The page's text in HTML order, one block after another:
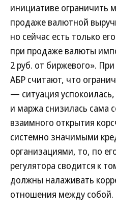
инициативе ограничить
продаже валютной
но сейчас есть только
при продаже валюты
2 руб. от биржевого».
АБР считают, что
— ситуация
и маржа снизилась сама
взаимного открытия
системно значимыми
организациями, то, по
регулятора сводится к
должны налаживать
отношения между собой.